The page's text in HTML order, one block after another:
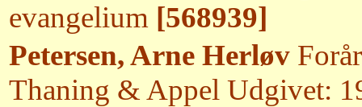
evangelium [568939]
Petersen, Arne Herløv
Thaning & Appel Udgivet: